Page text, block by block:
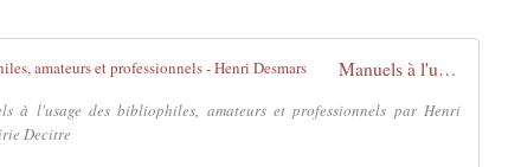
Manuels à l'usage des bibliophiles, amateurs et professionnels - Henri Desmars
à l'usage des bibliophiles, amateurs et professionnels par Henri
Decitre